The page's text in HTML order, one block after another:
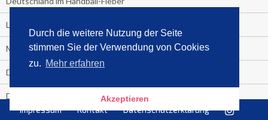
Durch die weitere Nutzung der Seite
stimmen Sie der Verwendung von Cookies
zu. Mehr erfahren
Akzeptieren
Libri und Media Control verlängern Vertrag langfristig
Medienquiz:
Deutschlands Jahrescharts 2018
Die TV-Quotenkönige 2018
Impressum Kontakt Datenschutzerklärung